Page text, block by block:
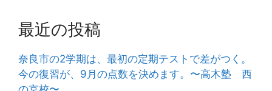
最近の投稿
奈良市の2学期は、最初の定期テストで差がつく。
今の復習が、9月の点数を決めます。〜高木塾 西